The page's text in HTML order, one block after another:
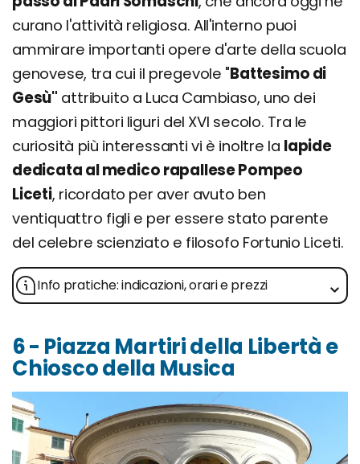
curano l'attività religiosa. All'interno puoi
ammirare importanti opere d'arte della scuola
genovese, tra cui il pregevole "Battesimo di
Gesù" attribuito a Luca Cambiaso, uno dei
maggiori pittori liguri del XVI secolo. Tra le
curiosità più interessanti vi è inoltre la lapide
dedicata al medico rapallese Pompeo
Liceti, ricordato per aver avuto ben
ventiquattro figli e per essere stato parente
del celebre scienziato e filosofo Fortunio Liceti.
Info pratiche: indicazioni, orari e prezzi
6 - Piazza Martiri della Libertà e
Chiosco della Musica